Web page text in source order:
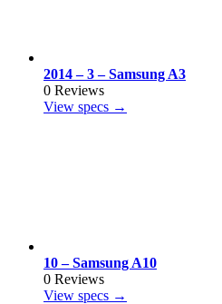
3 – 2014 – Samsung A3
0 Reviews
View specs →
10 – Samsung A10
0 Reviews
View specs →